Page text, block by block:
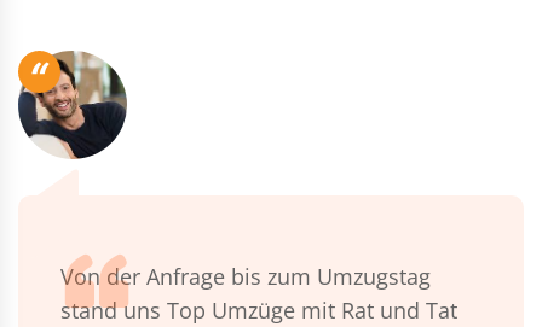
“
Von der Anfrage bis zum Umzugstag
stand uns Top Umzüge mit Rat und Tat